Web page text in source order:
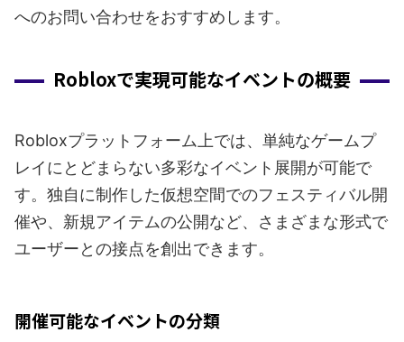
へのお問い合わせをおすすめします。
Robloxで実現可能なイベントの概要
Robloxプラットフォーム上では、単純なゲームプ
レイにとどまらない多彩なイベント展開が可能で
す。独自に制作した仮想空間でのフェスティバル開
催や、新規アイテムの公開など、さまざまな形式で
ユーザーとの接点を創出できます。
開催可能なイベントの分類